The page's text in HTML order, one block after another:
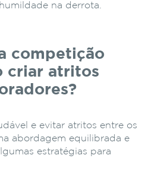
na derrota.
competição
criar atritos
e evitar atritos entre os
abordagem equilibrada e
estratégias para